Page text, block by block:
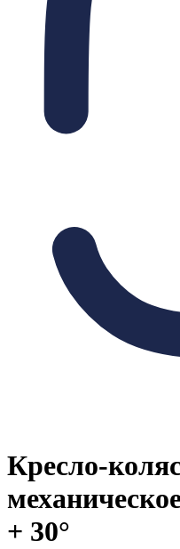
Кресло-
+ 30°